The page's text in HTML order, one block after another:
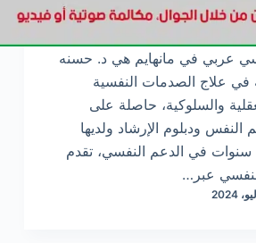
عربي في مانهايم هي د. حسنه
علاج الصدمات النفسية
والسلوكية، حاصلة على
ودبلوم الإرشاد ولديها
خبرة تزيد عن 5 سنوات في الدعم النفسي، تقدم
عبر…